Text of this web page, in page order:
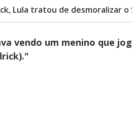
Lula tratou de desmoralizar
vendo um menino que